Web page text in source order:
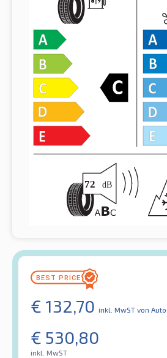
€ 132,70 inkl. MwST von
€ 530,80
inkl. MwST